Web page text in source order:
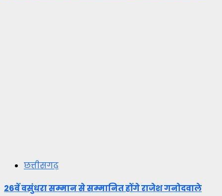
छत्तीसगढ़
26वें वसुंधरा सम्मान से सम्मानित होंगे राजेश गनोदवाले